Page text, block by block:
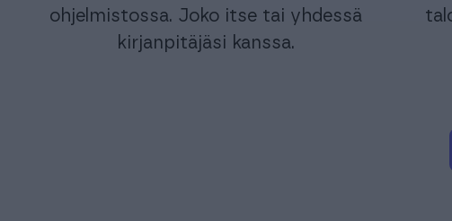
ohjelmistossa. Joko itse tai yhdessä
kirjanpitäjäsi kanssa.